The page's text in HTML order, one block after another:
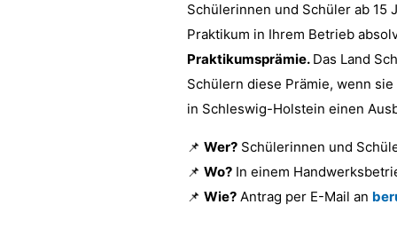
Schülerinnen und Schüler ab 15
Praktikum in Ihrem Betrieb
Praktikumsprämie. Das Land
Schülern diese Prämie, wenn
in Schleswig-Holstein einen
📌 Wer?Schülerinnen und
📌 Wo?In einem
📌 Wie?Antrag per E-Mail an